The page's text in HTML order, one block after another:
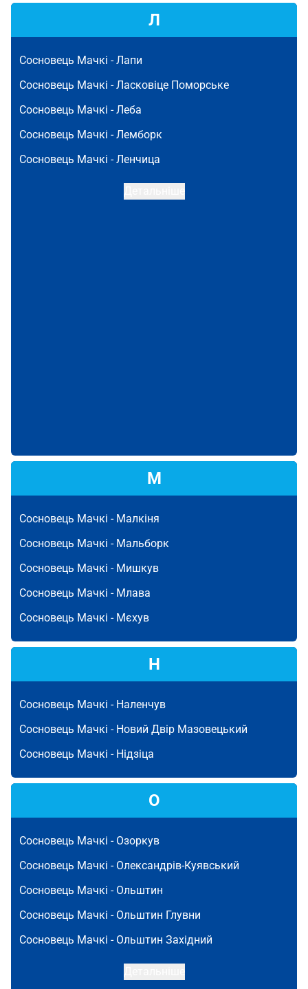
Л
Сосновець Мачкі -Лапи
Сосновець Мачкі -Ласковіце Поморське
Сосновець Мачкі -Леба
Сосновець Мачкі -Лемборк
Сосновець Мачкі -Ленчица
М
Сосновець Мачкі - Малкіня
Сосновець Мачкі - Мальборк
Сосновець Мачкі - Мишкув
Сосновець Мачкі - Млава
Сосновець Мачкі - Мєхув
Н
Сосновець Мачкі - Наленчув
Сосновець Мачкі - Новий Двір Мазовецький
Сосновець Мачкі - Нідзіца
О
Сосновець Мачкі - Озоркув
Сосновець Мачкі - Олександрів-Куявський
Сосновець Мачкі - Ольштин
Сосновець Мачкі - Ольштин Глувни
Сосновець Мачкі - Ольштин Західний